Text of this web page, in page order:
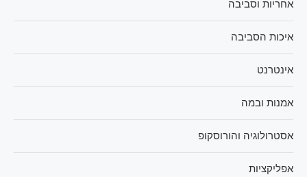
אחריות וסביבה
איכות הסביבה
אינטרנט
אמנות ובמה
אסטרולוגיה והורוסקופ
אפליקציות